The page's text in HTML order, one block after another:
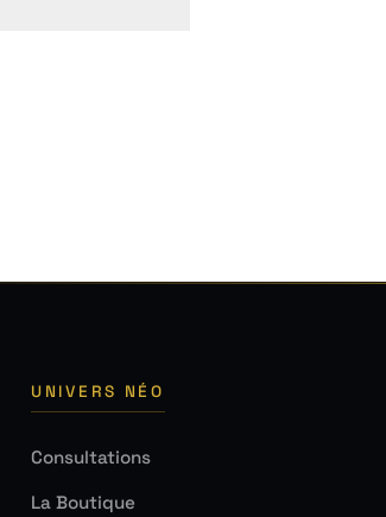
UNIVERS NÉO
Consultations
La Boutique